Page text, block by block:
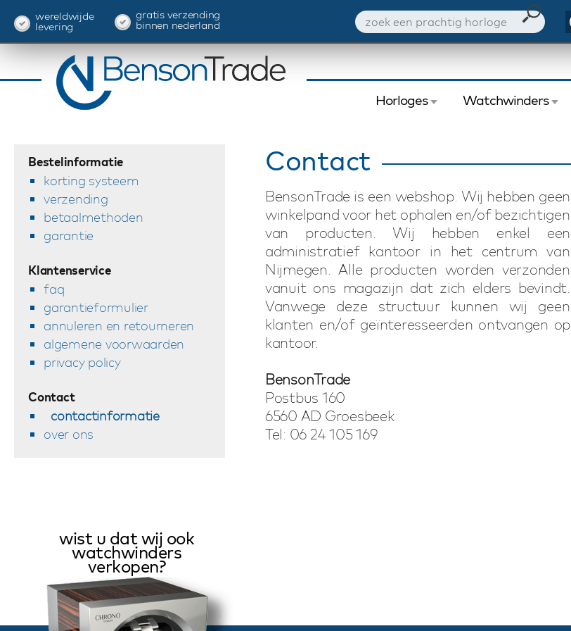
wereldwijde
levering
gratis verzending
binnen nederland
Horloges Watchwinders
Bestelinformatie
korting systeem
verzending
betaalmethoden
garantie
Klantenservice
faq
garantieformulier
annuleren en retourneren
algemene voorwaarden
privacy policy
Contact
contactinformatie
over ons
Contact
BensonTrade is een webshop. Wij hebben geen
winkelpand voor het ophalen en/of bezichtigen
van producten. Wij hebben enkel een
administratief kantoor in het centrum van
Nijmegen. Alle producten worden verzonden
vanuit ons magazijn dat zich elders bevindt.
Vanwege deze structuur kunnen wij geen
klanten en/of geïnteresseerden ontvangen op
kantoor.
BensonTrade
Postbus 160
6560 AD Groesbeek
Tel: 06 24 105 169
wist u dat wij ook
watchwinders
verkopen?